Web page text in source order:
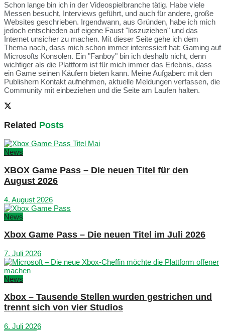
Schon lange bin ich in der Videospielbranche tätig. Habe viele
Messen besucht, Interviews geführt, und auch für andere, große
Websites geschrieben. Irgendwann, aus Gründen, habe ich mich
jedoch entschieden auf eigene Faust "loszuziehen" und das
Internet unsicher zu machen. Mit dieser Seite gehe ich dem
Thema nach, dass mich schon immer interessiert hat: Gaming auf
Microsofts Konsolen. Ein "Fanboy" bin ich deshalb nicht, denn
wichtiger als die Plattform ist für mich immer das Erlebnis, dass
ein Game seinen Käufern bieten kann. Meine Aufgaben: mit den
Publishern Kontakt aufnehmen, aktuelle Meldungen verfassen, die
Community mit einbeziehen und die Seite am Laufen halten.
Related Posts
News
XBOX Game Pass – Die neuen Titel für den
August 2026
4. August 2026
News
Xbox Game Pass – Die neuen Titel im Juli 2026
7. Juli 2026
News
Xbox – Tausende Stellen wurden gestrichen und
trennt sich von vier Studios
6. Juli 2026